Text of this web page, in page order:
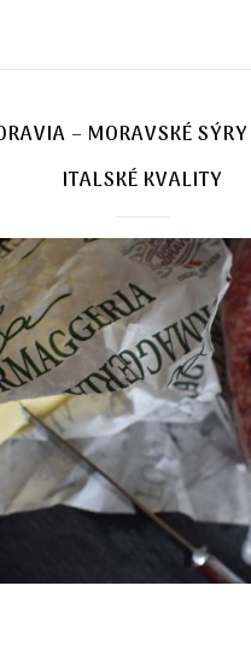
– MORAVSKÉ
ITALSKÉ KVALITY